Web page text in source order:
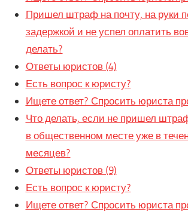
Пришел штраф на почту, на руки
задержкой и не успел оплатить
делать?
Ответы юристов (4)
Есть вопрос к юристу?
Ищете ответ? Спросить юриста
Что делать, если не пришел
в общественном месте уже в
месяцев?
Ответы юристов (9)
Есть вопрос к юристу?
Ищете ответ? Спросить юриста